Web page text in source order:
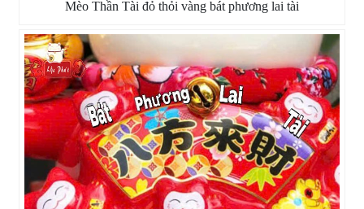
Mèo Thần Tài đỏ thỏi vàng bát phương lai tài